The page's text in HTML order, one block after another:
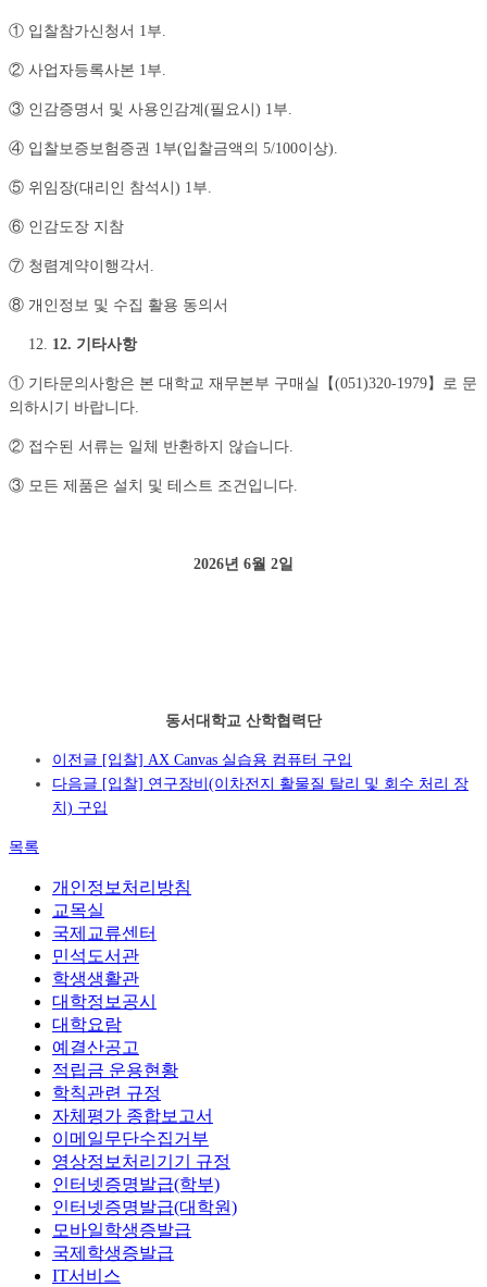
① 입찰참가신청서 1부.
② 사업자등록사본 1부.
③ 인감증명서 및 사용인감계(필요시) 1부.
④ 입찰보증보험증권 1부(입찰금액의 5/100이상).
⑤ 위임장(대리인 참석시) 1부.
⑥ 인감도장 지참
⑦ 청렴계약이행각서.
⑧ 개인정보 및 수집 활용 동의서
12. 기타사항
① 기타문의사항은 본 대학교 재무본부 구매실【(051)320-1979】로 문
의하시기 바랍니다.
② 접수된 서류는 일체 반환하지 않습니다.
③ 모든 제품은 설치 및 테스트 조건입니다.
2026년 6월 2일
동서대학교 산학협력단
이전글 [입찰] AX Canvas 실습용 컴퓨터 구입
다음글 [입찰] 연구장비(이차전지 활물질 탈리 및 회수 처리 장
치) 구입
목록
개인정보처리방침
교목실
국제교류센터
민석도서관
학생생활관
대학정보공시
대학요람
예결산공고
적립금 운용현황
학칙관련 규정
자체평가 종합보고서
이메일무단수집거부
영상정보처리기기 규정
인터넷증명발급(학부)
인터넷증명발급(대학원)
모바일학생증발급
국제학생증발급
IT서비스